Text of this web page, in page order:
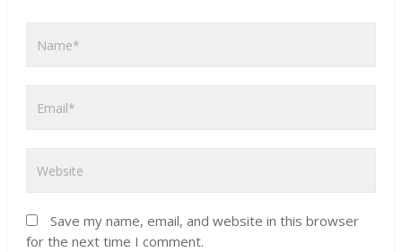
Save my name, email, and website in this browser
for the next time I comment.